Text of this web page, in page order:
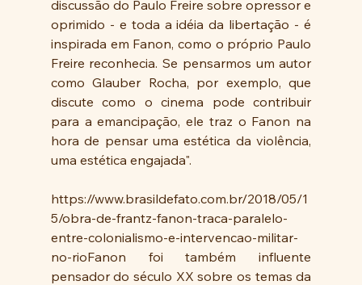
discussão do Paulo Freire sobre opressor e
oprimido - e toda a idéia da libertação - é
inspirada em Fanon, como o próprio Paulo
Freire reconhecia. Se pensarmos um autor
como Glauber Rocha, por exemplo, que
discute como o cinema pode contribuir
para a emancipação, ele traz o Fanon na
hora de pensar uma estética da violência,
uma estética engajada".
https://www.brasildefato.com.br/2018/05/1
5/obra-de-frantz-fanon-traca-paralelo-
entre-colonialismo-e-intervencao-militar-
no-rioFanon foi também influente
pensador do século XX sobre os temas da